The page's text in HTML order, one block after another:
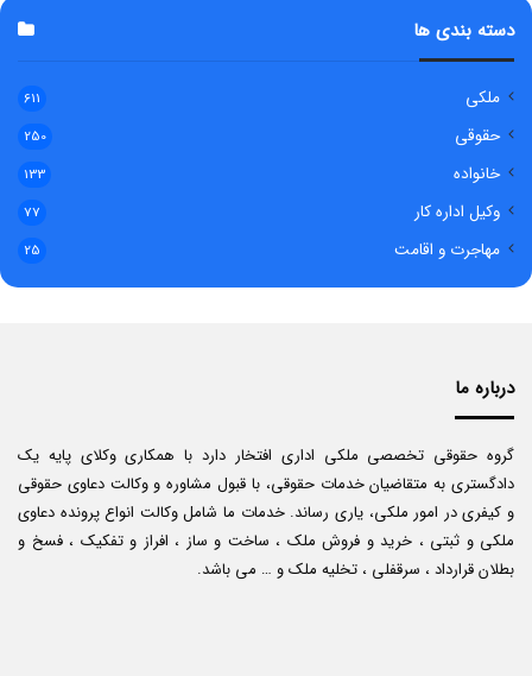
دسته بندی ها
ملکی 611
حقوقی 250
خانواده 133
وکیل اداره کار 77
مهاجرت و اقامت 25
درباره ما
گروه حقوقی تخصصی ملکی اداری افتخار دارد با همکاری وکلای پایه یک
دادگستری به متقاضیان خدمات حقوقی، با قبول مشاوره و وکالت دعاوی حقوقی
و کیفری در امور ملکی، یاری رساند. خدمات ما شامل وکالت انواع پرونده دعاوی
ملکی و ثبتی ، خرید و فروش ملک ، ساخت و ساز ، افراز و تفکیک ، فسخ و
بطلان قرارداد ، سرقفلی ، تخلیه ملک و … می باشد.